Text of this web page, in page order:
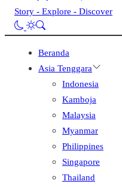
Beranda
Asia Tenggara
Indonesia
Kamboja
Malaysia
Myanmar
Philippines
Singapore
Thailand